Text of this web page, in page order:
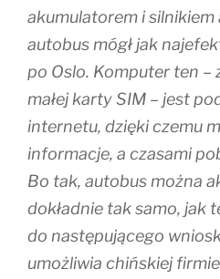
akumulatorem i silnikiem
autobus mógł jak
po Oslo. Komputer ten
małej karty SIM – jest
internetu, dzięki czemu
informacje, a czasami
Bo tak, autobus można
dokładnie tak samo, jak
do następującego
umożliwia chińskiej